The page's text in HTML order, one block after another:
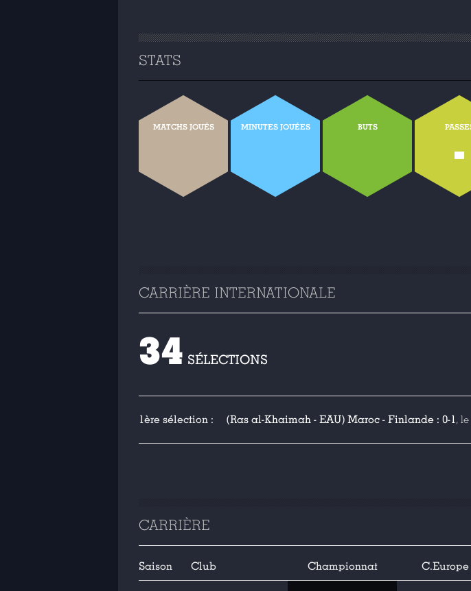
STATS
MATCHS JOUÉS MINUTES JOUÉES BUTS
-
CARRIÈRE INTERNATIONALE
34 SÉLECTIONS
1ère sélection : (Ras al-Khaimah - EAU) Maroc - Finlande : 0-1,
CARRIÈRE
Saison Club Championnat C.Europe